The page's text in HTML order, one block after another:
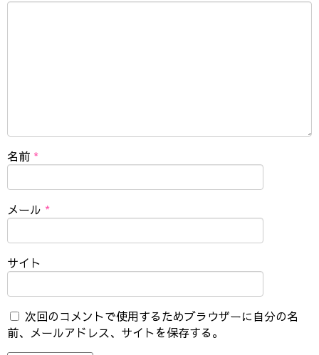
名前 *
メール *
サイト
次回のコメントで使用するためブラウザーに自分の名
前、メールアドレス、サイトを保存する。